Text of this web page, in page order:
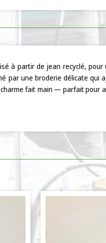
à partir de jean recyclé,
par une broderie délicate qui
fait main — parfait pour